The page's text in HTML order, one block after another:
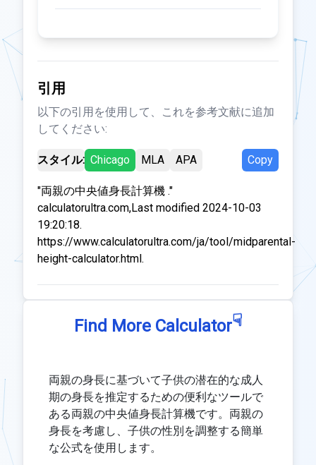
引用
以下の引用を使用して、これを参考文献に追加
してください:
スタイル: Chicago MLA APA Copy
"両親の中央値身長計算機 ."
calculatorultra.com,Last modified 2024-10-03
19:20:18.
https://www.calculatorultra.com/ja/tool/midparental-
height-calculator.html.
Find More Calculator☟
両親の身長に基づいて子供の潜在的な成人
期の身長を推定するための便利なツールで
ある両親の中央値身長計算機です。両親の
身長を考慮し、子供の性別を調整する簡単
な公式を使用します。